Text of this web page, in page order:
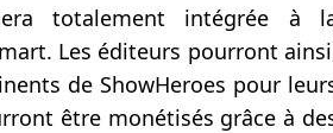
totalement intégrée à
Les éditeurs pourront
de ShowHeroes pour
être monétisés grâce à